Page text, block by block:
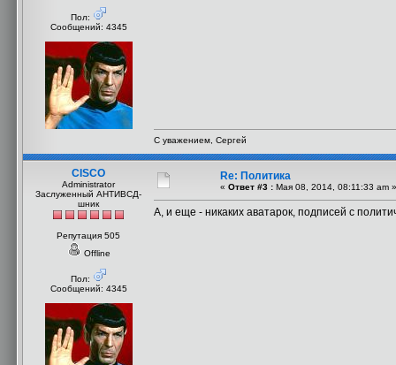
Пол:
Сообщений: 4345
С уважением, Сергей
CISCO
Administrator
Заслуженный АНТИВСД-
шник
Репутация 505
Offline
Пол:
Сообщений: 4345
Re: Политика
« Ответ #3 : Мая 08, 2014, 08:11:33 am »
А, и еще - никаких аватарок, подписей с